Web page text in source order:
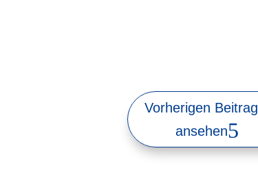
Vorherigen Beitrag
ansehen